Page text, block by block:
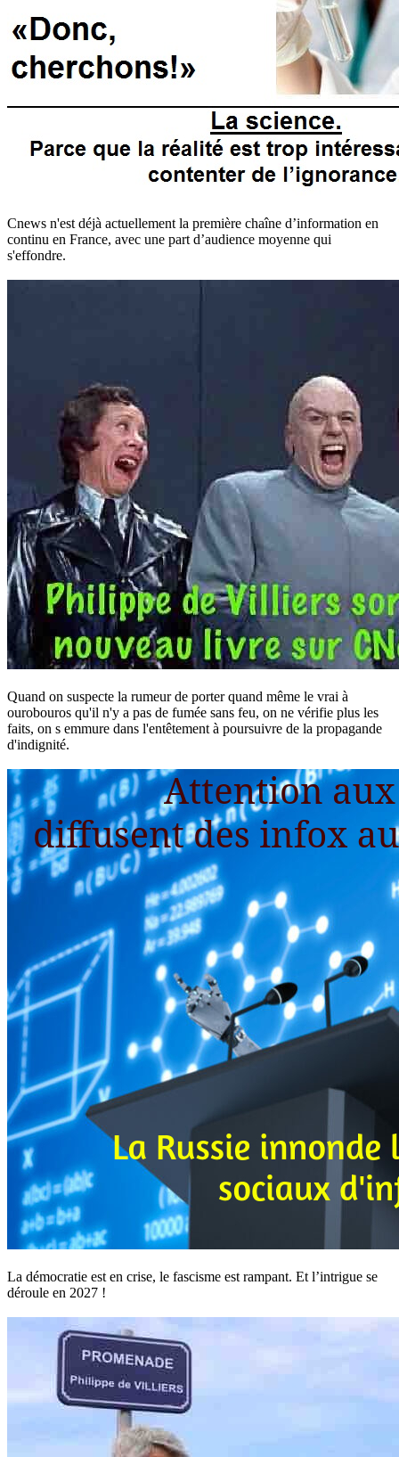
Cnews n'est déjà actuellement la première chaîne d’information en
continu en France, avec une part d’audience moyenne qui
s'effondre.
Quand on suspecte la rumeur de porter quand même le vrai à
ourobouros qu'il n'y a pas de fumée sans feu, on ne vérifie plus les
faits, on s emmure dans l'entêtement à poursuivre de la propagande
d'indignité.
La démocratie est en crise, le fascisme est rampant. Et l’intrigue se
déroule en 2027 !